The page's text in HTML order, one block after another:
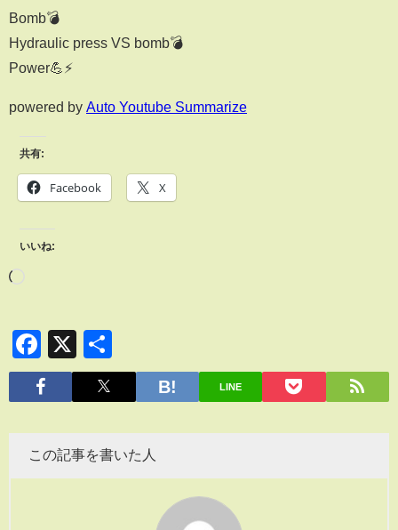
Bomb💣
Hydraulic press VS bomb💣
Power💪⚡
powered by Auto Youtube Summarize
共有:
Facebook X
いいね:
Facebook
X
有
LINE
この記事を書いた人